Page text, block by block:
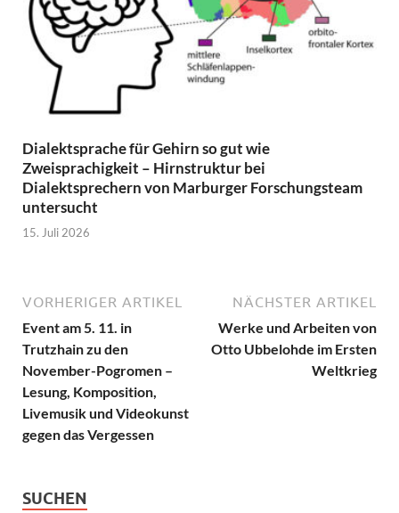
Dialektsprache für Gehirn so gut wie
Zweisprachigkeit – Hirnstruktur bei
Dialektsprechern von Marburger Forschungsteam
untersucht
15. Juli 2026
VORHERIGER ARTIKEL
Event am 5. 11. in
Trutzhain zu den
November-Pogromen –
Lesung, Komposition,
Livemusik und Videokunst
gegen das Vergessen
NÄCHSTER ARTIKEL
Werke und Arbeiten von
Otto Ubbelohde im Ersten
Weltkrieg
SUCHEN